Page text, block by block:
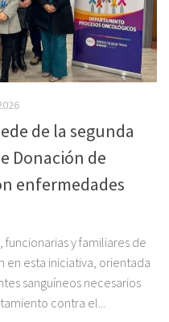
de la segunda
Donación de
enfermedades
funcionarias y familiares de
en esta iniciativa, orientada
sanguíneos necesarios
contra el...